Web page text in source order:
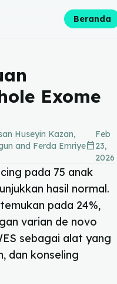
Beranda
Exome
Huseyin Kazan,
and Ferda Emriyecalendar_today
Feb
23,
2026
pada 75 anak
hasil normal.
pada 24%,
varian de novo
sebagai alat yang
dan konseling